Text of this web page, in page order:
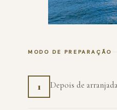
MODO DE PREPARAÇÃO
1 Depois de